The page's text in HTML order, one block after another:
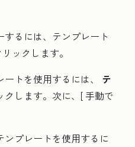
るには、テンプレート
ックします。
トを使用するには、 テ
クします。次に、[手動で
プレートを使用するに